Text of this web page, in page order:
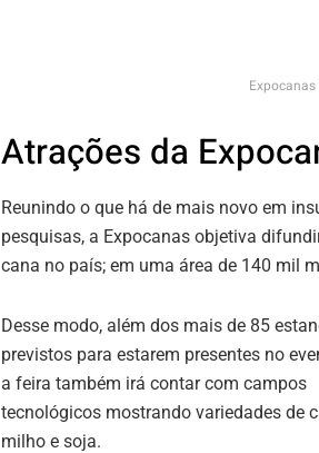
Atrações da
Reunindo o que há de mais novo em
pesquisas, a Expocanas objetiva
cana no país; em uma área de 140 mil
Desse modo, além dos mais de 85
previstos para estarem presentes no
a feira também irá contar com campos
tecnológicos mostrando variedades de
milho e soja.